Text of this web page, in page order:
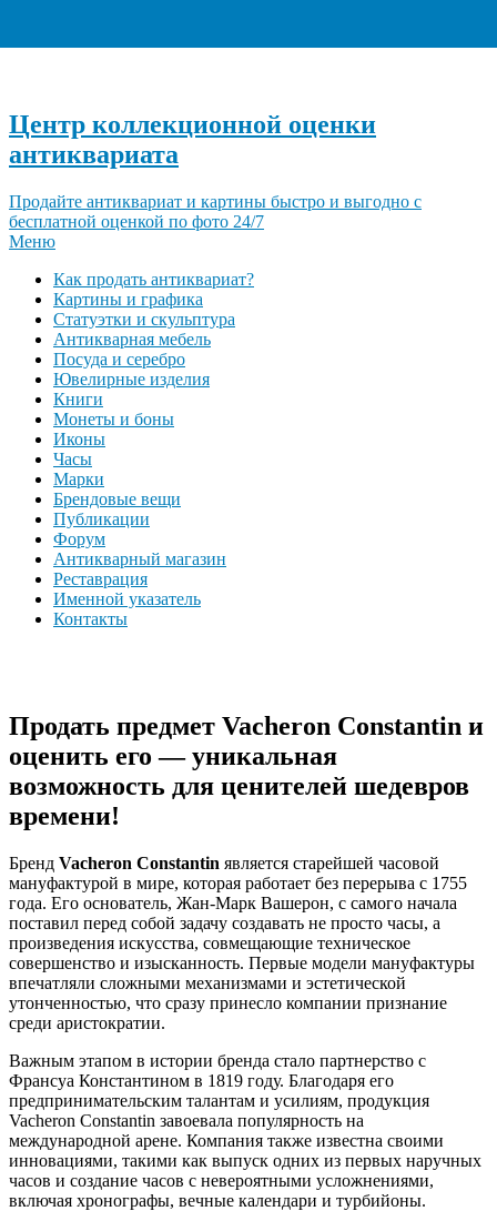
Центр коллекционной оценки
антиквариата
Продайте антиквариат и картины быстро и выгодно с
бесплатной оценкой по фото 24/7
Меню
Как продать антиквариат?
Картины и графика
Статуэтки и скульптура
Антикварная мебель
Посуда и серебро
Ювелирные изделия
Книги
Монеты и боны
Иконы
Часы
Марки
Брендовые вещи
Публикации
Форум
Антикварный магазин
Реставрация
Именной указатель
Контакты
Продать предмет Vacheron Constantin и
оценить его — уникальная
возможность для ценителей шедевров
времени!
Бренд Vacheron Constantin является старейшей часовой
мануфактурой в мире, которая работает без перерыва с 1755
года. Его основатель, Жан-Марк Вашерон, с самого начала
поставил перед собой задачу создавать не просто часы, а
произведения искусства, совмещающие техническое
совершенство и изысканность. Первые модели мануфактуры
впечатляли сложными механизмами и эстетической
утонченностью, что сразу принесло компании признание
среди аристократии.
Важным этапом в истории бренда стало партнерство с
Франсуа Константином в 1819 году. Благодаря его
предпринимательским талантам и усилиям, продукция
Vacheron Constantin завоевала популярность на
международной арене. Компания также известна своими
инновациями, такими как выпуск одних из первых наручных
часов и создание часов с невероятными усложнениями,
включая хронографы, вечные календари и турбийоны.